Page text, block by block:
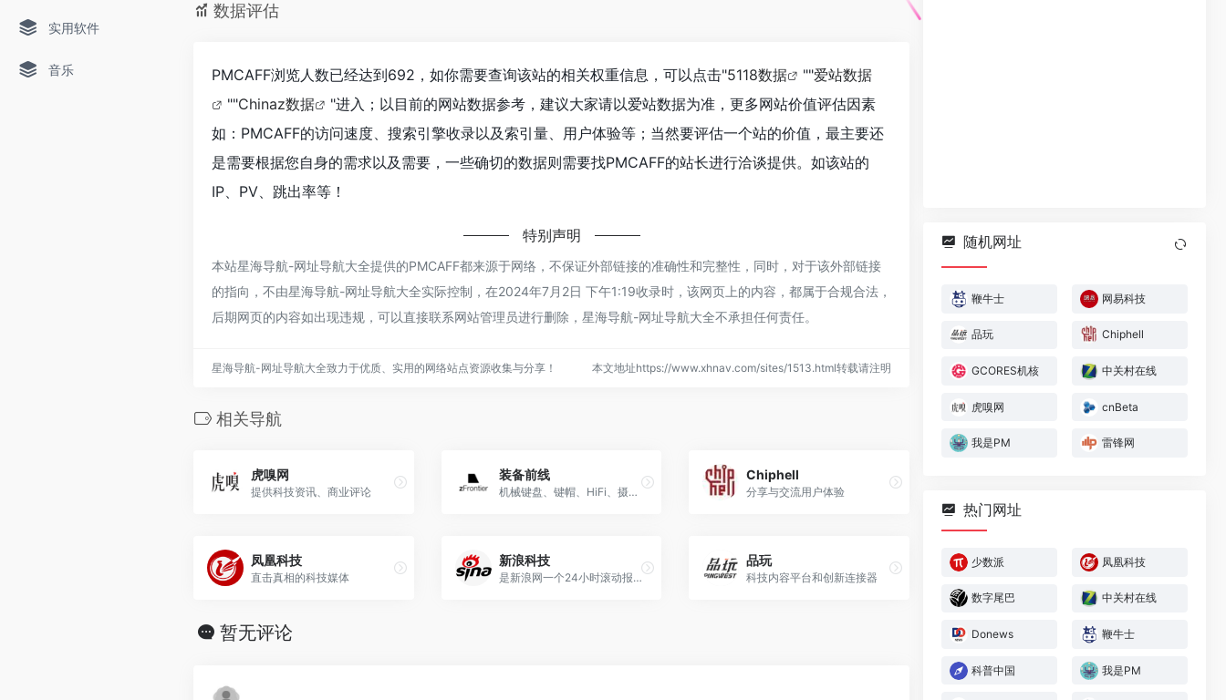
实用软件
音乐
数据评估
PMCAFF浏览人数已经达到692，如你需要查询该站的相关权重信息，可以点击"5118数据 ""爱站数据
""Chinaz数据
"进入；以目前的网站数据参考，建议大家请以爱站数据为准，更多网站价值评估因素
如：PMCAFF的访问速度、搜索引擎收录以及索引量、用户体验等；当然要评估一个站的价值，最主要还
是需要根据您自身的需求以及需要，一些确切的数据则需要找PMCAFF的站长进行洽谈提供。如该站的
IP、PV、跳出率等！
特别声明
本站星海导航-网址导航大全提供的PMCAFF都来源于网络，不保证外部链接的准确性和完整性，同时，对于该外部链接
的指向，不由星海导航-网址导航大全实际控制，在2024年7月2日 下午1:19收录时，该网页上的内容，都属于合规合法，
后期网页的内容如出现违规，可以直接联系网站管理员进行删除，星海导航-网址导航大全不承担任何责任。
星海导航-网址导航大全致力于优质、实用的网络站点资源收集与分享！ 本文地址https://www.xhnav.com/sites/1513.html转载请注明
相关导航
虎嗅网
提供科技资讯、商业评论
装备前线
机械键盘、键帽、HiFi、摄影装备发烧友聚集地
Chiphell
分享与交流用户体验
凤凰科技
直击真相的科技媒体
新浪科技
是新浪网一个24小时滚动报道IT业界、电信、互联网、科学探索资讯的频道
品玩
科技内容平台和创新连接器
暂无评论
随机网址
鞭牛士 网易科技
品玩 Chiphell
GCORES机核 中关村在线
虎嗅网 cnBeta
我是PM 雷锋网
热门网址
少数派 凤凰科技
数字尾巴 中关村在线
Donews 鞭牛士
科普中国 我是PM